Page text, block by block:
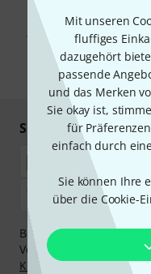
Mit unseren
fluffiges
dazugehört
passende
und das Merken
Sie okay ist,
für
einfach durch
Sie können Ihre
über die Cookie-
Mit Klick auf „Jetzt
Werbung und einer
Abmeldung ist jederzeit
unseren
Sicher einkaufen &
Bezahlen Sie
Vorkasse, PayPal,
Klarna Ratenzahlung